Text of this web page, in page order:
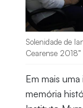
Solenidade de
Cearense
Em mais
memória